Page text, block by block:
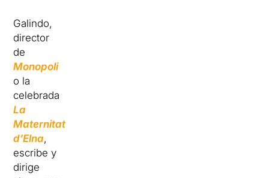
Galindo,
director
de
Monopoli
o la
celebrada
La
Maternitat
d’Elna,
escribe y
dirige